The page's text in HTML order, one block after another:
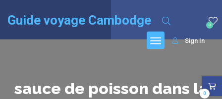
Guide voyage Cambodge 0
Sign In
sauce de poisson dans la
0